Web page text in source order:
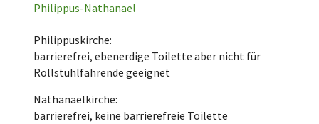
Philippus-Nathanael
Philippuskirche:
barrierefrei, ebenerdige Toilette aber nicht für
Rollstuhlfahrende geeignet
Nathanaelkirche:
barrierefrei, keine barrierefreie Toilette